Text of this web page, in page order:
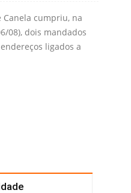
Canela cumpriu, na
08), dois mandados
ligados a